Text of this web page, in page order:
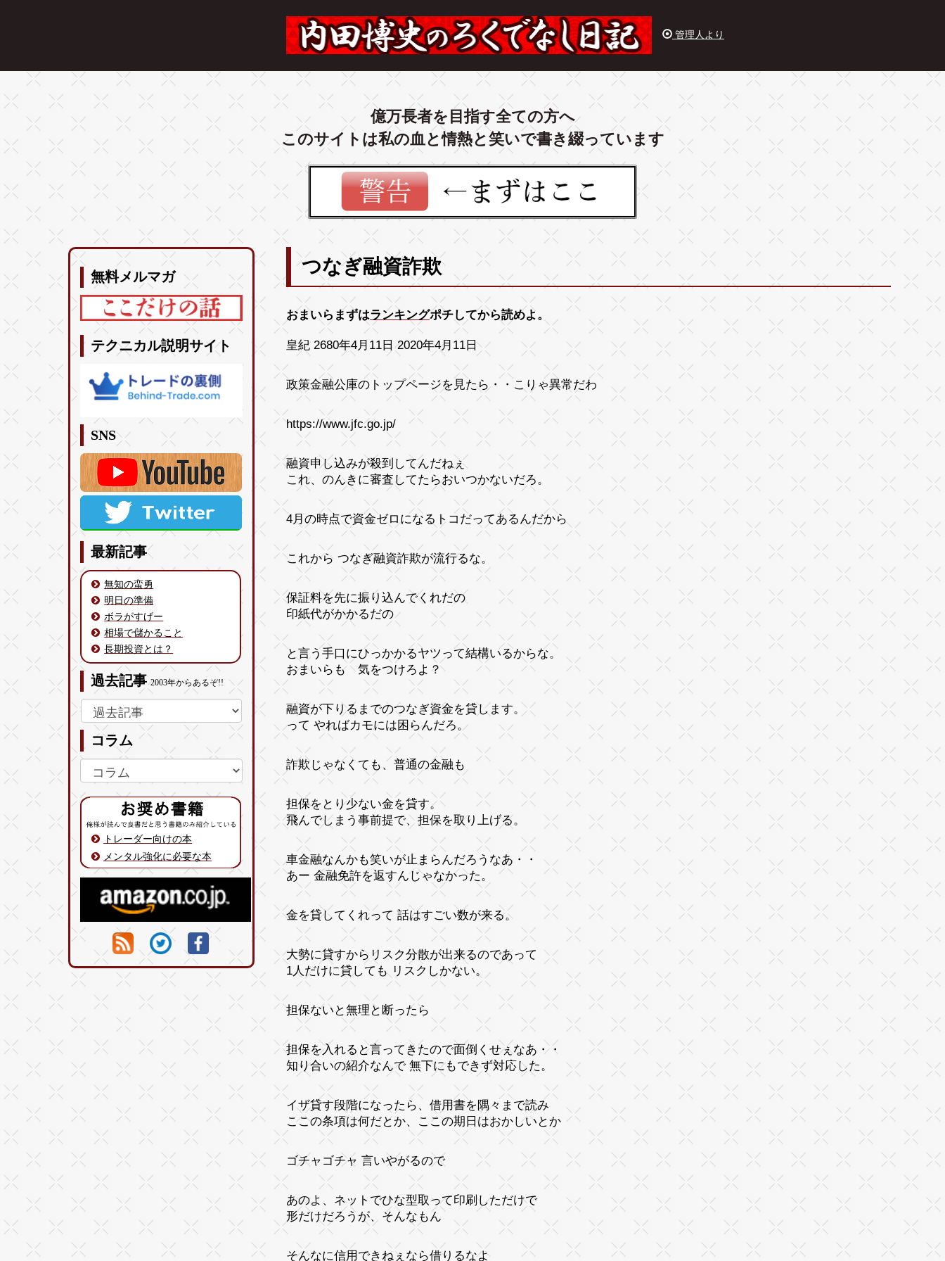
管理人より
億万長者を目指す全ての方へ
このサイトは私の血と情熱と笑いで書き綴っています
無料メルマガ
テクニカル説明サイト
SNS
最新記事
無知の蛮勇
明日の準備
ボラがすげー
相場で儲かること
長期投資とは？
過去記事2003年からあるぞ!!
コラム
トレーダー向けの本
メンタル強化に必要な本
つなぎ融資詐欺
おまいらまずはランキングポチしてから読めよ。
皇紀 2680年4月11日 2020年4月11日
政策金融公庫のトップページを見たら・・こりゃ異常だわ
https://www.jfc.go.jp/
融資申し込みが殺到してんだねぇ
これ、のんきに審査してたらおいつかないだろ。
4月の時点で資金ゼロになるトコだってあるんだから
これから つなぎ融資詐欺が流行るな。
保証料を先に振り込んでくれだの
印紙代がかかるだの
と言う手口にひっかかるヤツって結構いるからな。
おまいらも 気をつけろよ？
融資が下りるまでのつなぎ資金を貸します。
って やればカモには困らんだろ。
詐欺じゃなくても、普通の金融も
担保をとり少ない金を貸す。
飛んでしまう事前提で、担保を取り上げる。
車金融なんかも笑いが止まらんだろうなあ・・
あー 金融免許を返すんじゃなかった。
金を貸してくれって 話はすごい数が来る。
大勢に貸すからリスク分散が出来るのであって
1人だけに貸しても リスクしかない。
担保ないと無理と断ったら
担保を入れると言ってきたので面倒くせぇなあ・・
知り合いの紹介なんで 無下にもできず対応した。
イザ貸す段階になったら、借用書を隅々まで読み
ここの条項は何だとか、ここの期日はおかしいとか
ゴチャゴチャ 言いやがるので
あのよ、ネットでひな型取って印刷しただけで
形だけだろうが、そんなもん
そんなに信用できねぇなら借りるなよ